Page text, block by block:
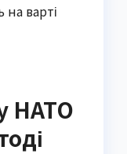
на варті
НАТО